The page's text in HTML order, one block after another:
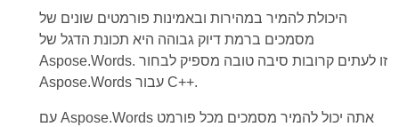
היכולת להמיר במהירות ובאמינות פורמטים שונים של
מסמכים ברמת דיוק גבוהה היא תכונת הדגל של
Aspose.Words. זו לעתים קרובות סיבה טובה מספיק לבחור
Aspose.Words עבור C++.
עם Aspose.Words אתה יכול להמיר מסמכים מכל פורמט